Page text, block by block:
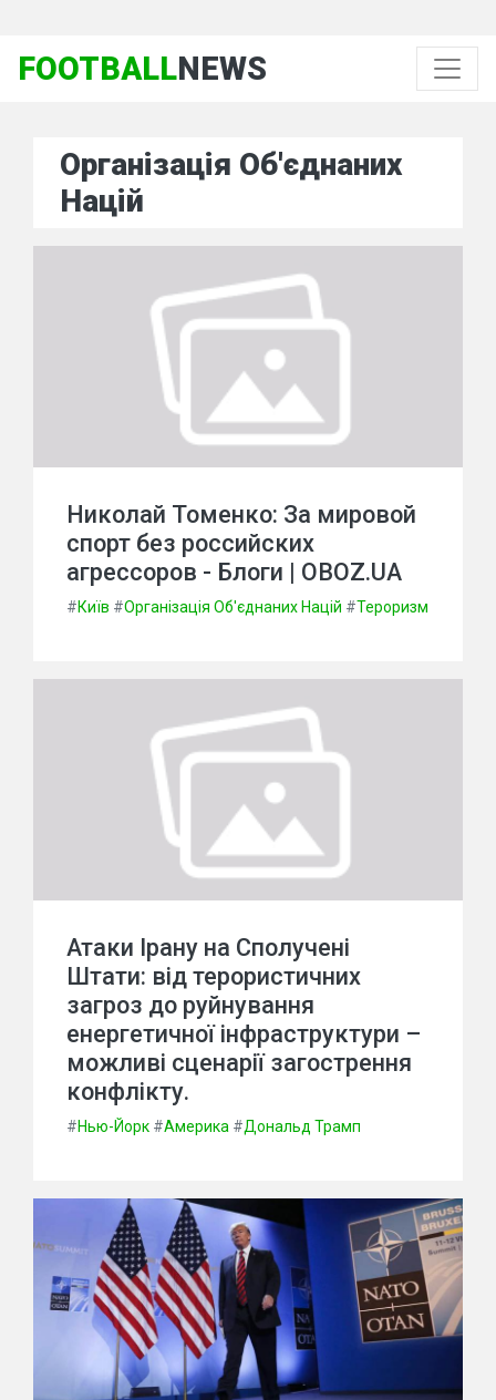
FOOTBALLNEWS
Організація Об'єднаних
Націй
Николай Томенко: За мировой
спорт без российских
агрессоров - Блоги | OBOZ.UA
#Київ #Організація Об'єднаних Націй #Тероризм
Атаки Ірану на Сполучені
Штати: від терористичних
загроз до руйнування
енергетичної інфраструктури –
можливі сценарії загострення
конфлікту.
#Нью-Йорк #Америка #Дональд Трамп